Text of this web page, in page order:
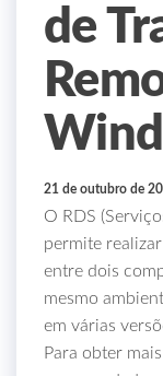
de
21 de outubro de
O RDS
permite
entre dois
mesmo
em várias
Para obter